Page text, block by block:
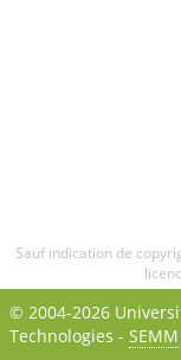
Sauf indication de
© 2004-2026
Technologies - SEMM